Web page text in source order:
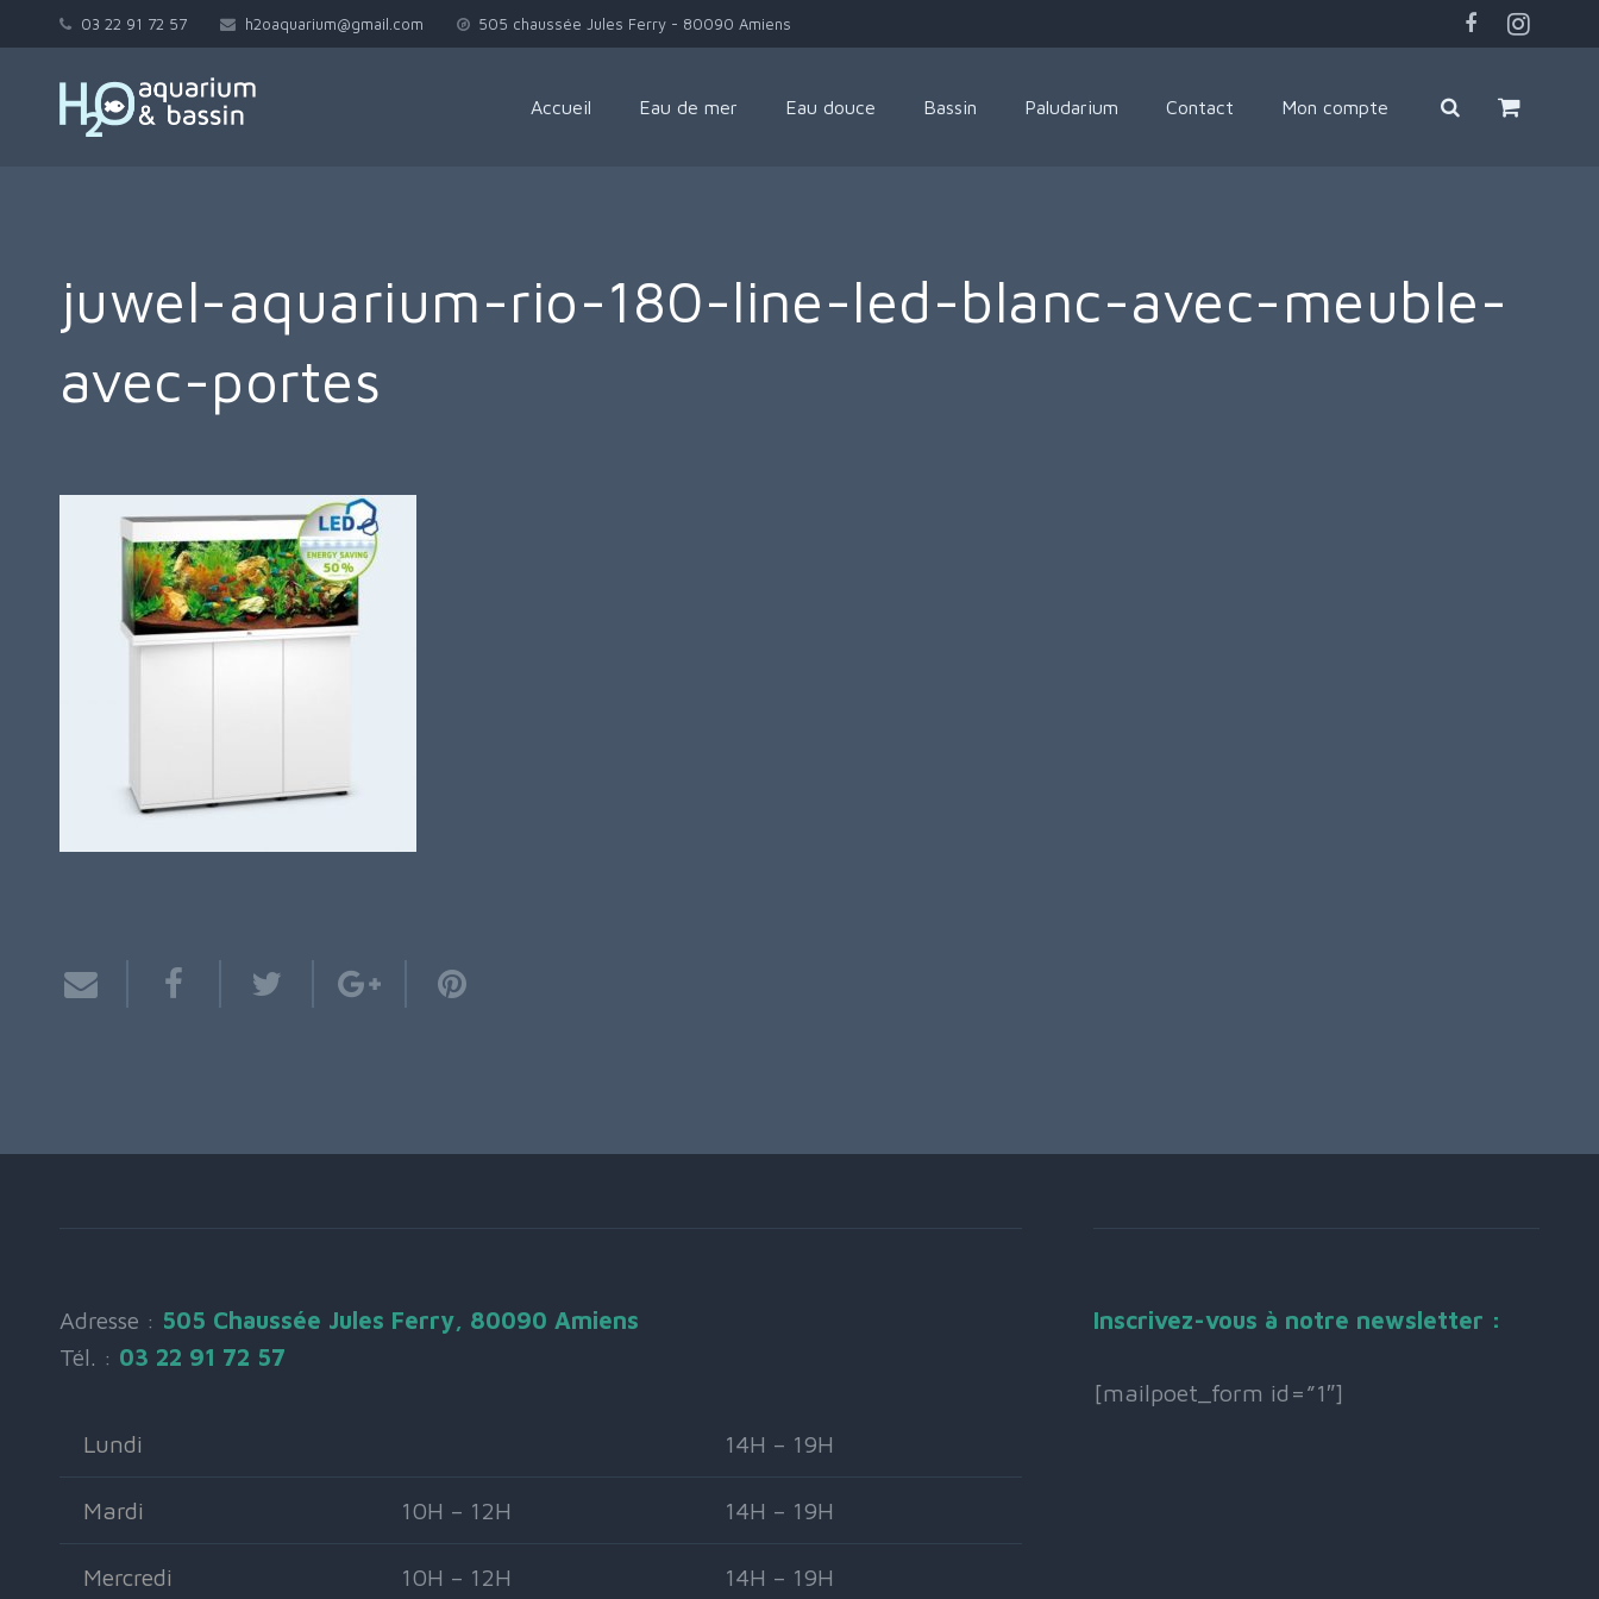
03 22 91 72 57 h2oaquarium@gmail.com 505 chaussée Jules Ferry - 80090 Amiens
Accueil Eau de mer Eau douce Bassin Paludarium Contact Mon compte
juwel-aquarium-rio-180-line-led-blanc-avec-meuble-
avec-portes
Adresse : 505 Chaussée Jules Ferry, 80090 Amiens
Tél. : 03 22 91 72 57
Lundi 14H – 19H
Mardi 10H – 12H 14H – 19H
Mercredi 10H – 12H 14H – 19H
Inscrivez-vous à notre newsletter :
[mailpoet_form id=”1″]